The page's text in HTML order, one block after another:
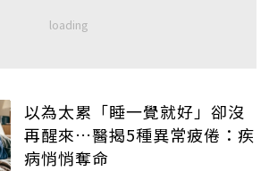
以為太累「睡一覺就好」卻沒
再醒來…醫揭5種異常疲倦：疾
病悄悄奪命